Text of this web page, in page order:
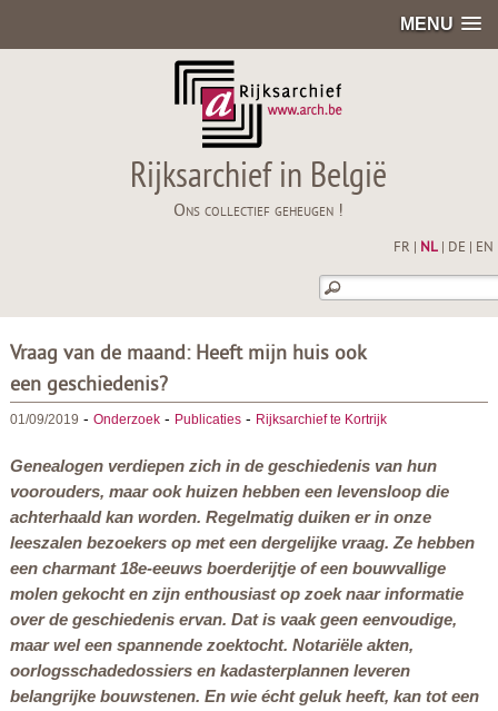
MENU
Rijksarchief in België
Ons collectief geheugen !
FR NL| DE EN
Vraag van de maand: Heeft mijn huis ook
een geschiedenis?
01/09/2019 - Onderzoek- Publicaties- Rijksarchief te Kortrijk
Genealogen verdiepen zich in de geschiedenis van hun
voorouders, maar ook huizen hebben een levensloop die
achterhaald kan worden. Regelmatig duiken er in onze
leeszalen bezoekers op met een dergelijke vraag. Ze hebben
een charmant 18e-eeuws boerderijtje of een bouwvallige
molen gekocht en zijn enthousiast op zoek naar informatie
over de geschiedenis ervan. Dat is vaak geen eenvoudige,
maar wel een spannende zoektocht. Notariële akten,
oorlogsschadedossiers en kadasterplannen leveren
belangrijke bouwstenen. En wie écht geluk heeft, kan tot een